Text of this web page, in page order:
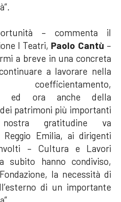
– commenta il
I Teatri, Paolo Cantù –
a breve in una concreta
a lavorare nella
ed ora anche della
patrimoni più importanti
gratitudine va
Reggio Emilia, ai dirigenti
– Cultura e Lavori
hanno condiviso,
la necessità di
di un importante